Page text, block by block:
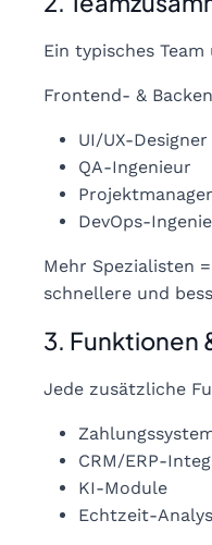
Ein typisches
Frontend- &
UI/UX-Designer
QA-Ingenieur
Projektmanager
DevOps-
Mehr Spezialisten
schnellere und
3. Funktionen
Jede zusätzliche
CRM/ERP-
KI-Module
Echtzeit-